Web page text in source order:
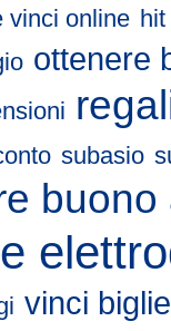
vinci online hit
ottenere
subasio
buono
vinci